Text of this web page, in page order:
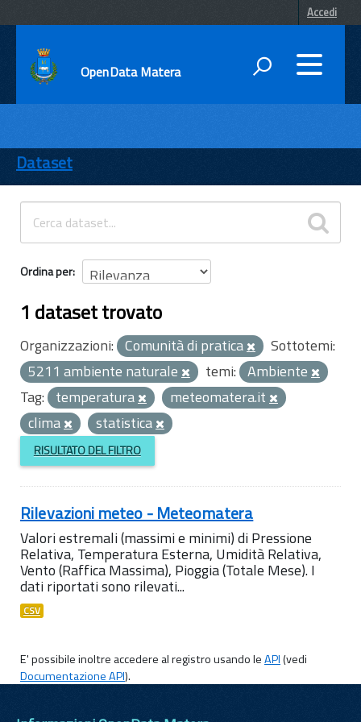
Accedi
OpenData Matera
ENTI
TEMI
INFORMAZIONI
Dataset
Ordina per
1 dataset trovato
Organizzazioni: Comunità di pratica
Sottotemi:
5211 ambiente naturale
temi: Ambiente
Tag: temperatura
meteomatera.it
clima
statistica
RISULTATO DEL FILTRO
Rilevazioni meteo - Meteomatera
Valori estremali (massimi e minimi) di Pressione
Relativa, Temperatura Esterna, Umidità Relativa,
Vento (Raffica Massima), Pioggia (Totale Mese). I
dati riportati sono rilevati...
CSV
E' possibile inoltre accedere al registro usando leAPI(vedi
Documentazione API).